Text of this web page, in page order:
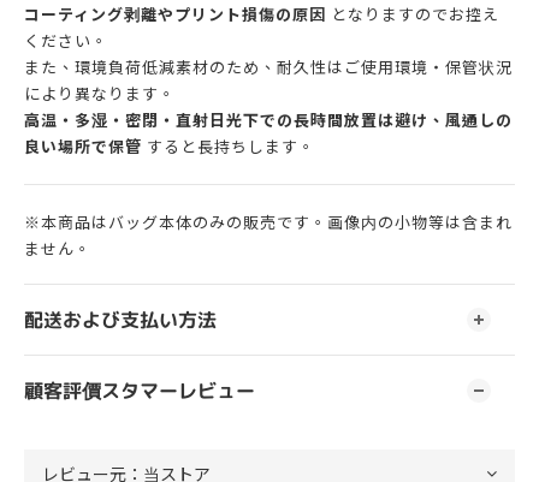
コーティング剥離やプリント損傷の原因 となりますのでお控え
ください。
また、環境負荷低減素材のため、耐久性はご使用環境・保管状況
により異なります。
高温・多湿・密閉・直射日光下での長時間放置は避け、風通しの
良い場所で保管 すると長持ちします。
※本商品はバッグ本体のみの販売です。画像内の小物等は含まれ
ません。
配送および支払い方法
顧客評價スタマーレビュー